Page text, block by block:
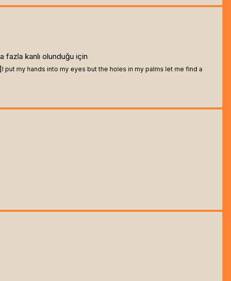
fazla kanlı olunduğu için
I put my hands into my eyes but the holes in my palms let me find a